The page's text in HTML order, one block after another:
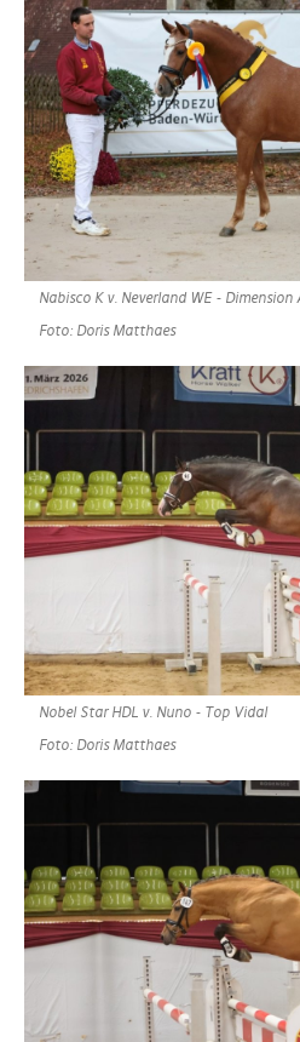
Nabisco K v. Neverland WE - Dimension
Foto: Doris Matthaes
Nobel Star HDL v. Nuno - Top Vidal
Foto: Doris Matthaes